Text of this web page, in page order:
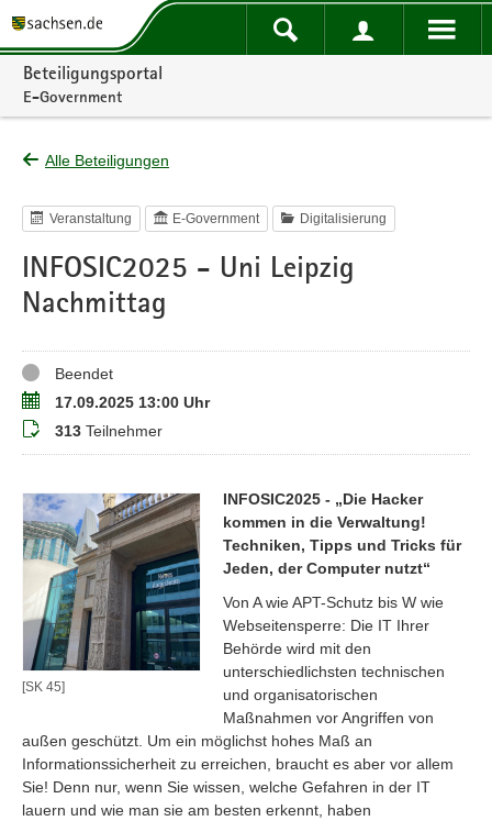
Portalnavigation
Beteiligungsportal
E-Government
Alle Beteiligungen
Veranstaltung E-Government Digitalisierung
INFOSIC2025 - Uni Leipzig
Nachmittag
StatusBeendet
Termin17.09.2025 13:00 Uhr
Teilnehmer
313 Teilnehmer
[SK 45]
INFOSIC2025 - „Die Hacker
kommen in die Verwaltung!
Techniken, Tipps und Tricks für
Jeden, der Computer nutzt“
Von A wie APT-Schutz bis W wie
Webseitensperre: Die IT Ihrer
Behörde wird mit den
unterschiedlichsten technischen
und organisatorischen
Maßnahmen vor Angriffen von
außen geschützt. Um ein möglichst hohes Maß an
Informationssicherheit zu erreichen, braucht es aber vor allem
Sie! Denn nur, wenn Sie wissen, welche Gefahren in der IT
lauern und wie man sie am besten erkennt, haben